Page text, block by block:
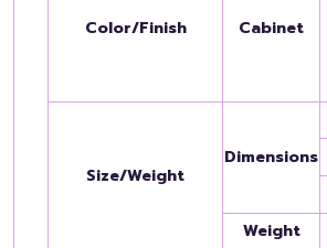
Color/Finish Cabinet
Size/Weight
Dimensions
Weight